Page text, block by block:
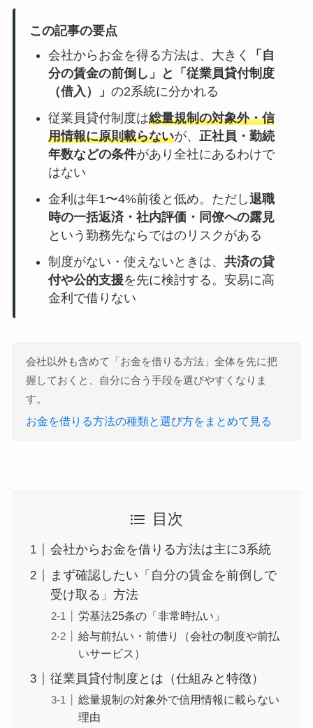
この記事の要点
会社からお金を得る方法は、大きく
「自
分の賃金の前倒し」と「従業員貸付制度
（借入）」 の2系統に分かれる
従業員貸付制度は総量規制の対象外・信
用情報に原則載らないが、 正社員・勤続
年数などの条件があり全社にあるわけで
はない
金利は年1〜4%前後と低め。ただし退職
時の一括返済・社内評価・同僚への露見
という勤務先ならではのリスクがある
制度がない・使えないときは、 共済の貸
付や公的支援を先に検討する。安易に高
金利で借りない
会社以外も含めて「お金を借りる方法」全体を先に把
握しておくと、自分に合う手段を選びやすくなりま
す。
お金を借りる方法の種類と選び方をまとめて見る
目次
会社からお金を借りる方法は主に3系統
まず確認したい「自分の賃金を前倒しで
受け取る」方法
労基法25条の「非常時払い」
給与前払い・前借り（会社の制度や前払
いサービス）
従業員貸付制度とは（仕組みと特徴）
総量規制の対象外で信用情報に載らない
理由